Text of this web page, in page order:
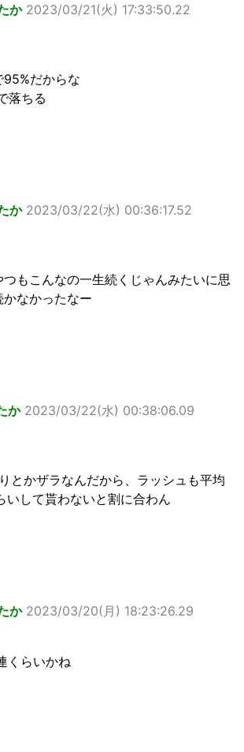
か 2023/03/21(火) 17:33:50.22
95%だからな
落ちる
か 2023/03/22(水) 00:36:17.52
もこんなの一生続くじゃんみたいに思
なかったなー
か 2023/03/22(水) 00:38:06.09
とかザラなんだから、ラッシュも平均
いして貰わないと割に合わん
か 2023/03/20(月) 18:23:26.29
くらいかね